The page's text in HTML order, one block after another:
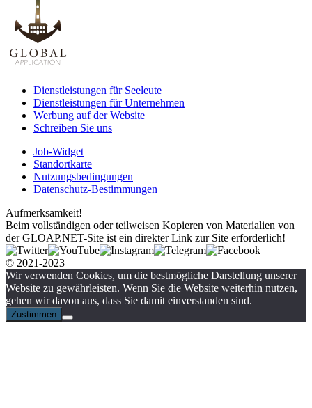
Dienstleistungen für Seeleute
Dienstleistungen für Unternehmen
Werbung auf der Website
Schreiben Sie uns
Job-Widget
Standortkarte
Nutzungsbedingungen
Datenschutz-Bestimmungen
Aufmerksamkeit!
Beim vollständigen oder teilweisen Kopieren von Materialien von
der GLOAP.NET-Site ist ein direkter Link zur Site erforderlich!
© 2021-2023
Wir verwenden Cookies, um die bestmögliche Darstellung unserer
Website zu gewährleisten. Wenn Sie die Website weiterhin nutzen,
gehen wir davon aus, dass Sie damit einverstanden sind.
Zustimmen